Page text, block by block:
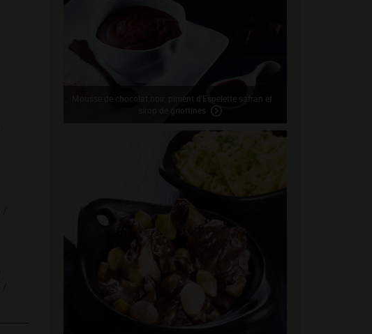
Mousse de chocolat noir, piment d’Espelette safran et
sirop de griottines